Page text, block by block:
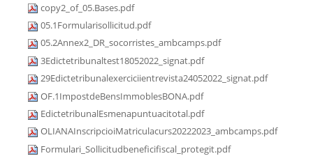
copy2_of_05.Bases.pdf
05.1Formularisollicitud.pdf
05.2Annex2_DR_socorristes_ambcamps.pdf
3Edictetribunaltest18052022_signat.pdf
29Edictetribunalexerciciientrevista24052022_signat.pdf
OF.1ImpostdeBensImmoblesBONA.pdf
EdictetribunalEsmenapuntuacitotal.pdf
OLIANAInscripcioiMatriculacurs20222023_ambcamps.pdf
Formulari_Sollicitudbeneficifiscal_protegit.pdf